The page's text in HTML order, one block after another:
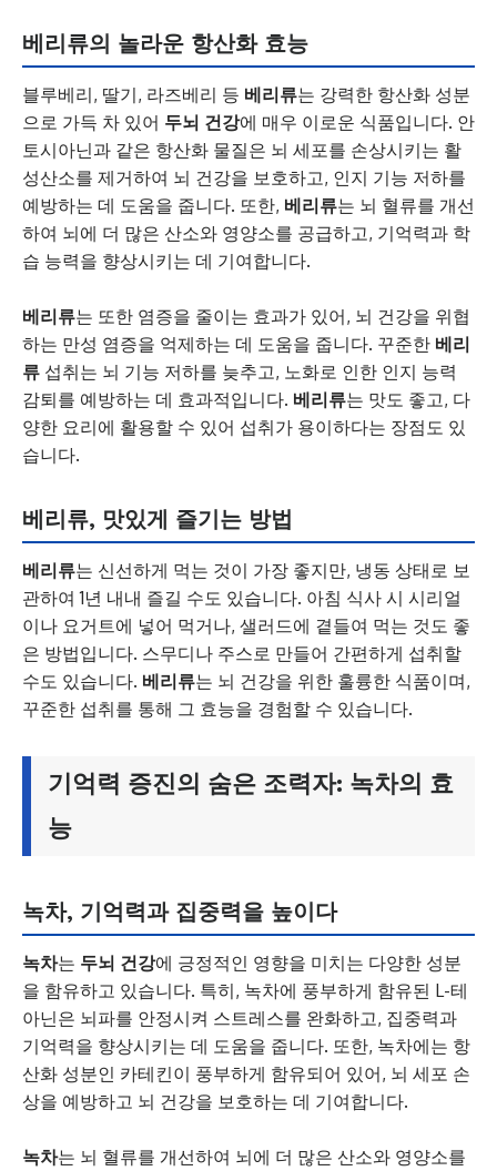
베리류의 놀라운 항산화 효능
블루베리, 딸기, 라즈베리 등 베리류는 강력한 항산화 성분
으로 가득 차 있어 두뇌 건강에 매우 이로운 식품입니다. 안
토시아닌과 같은 항산화 물질은 뇌 세포를 손상시키는 활
성산소를 제거하여 뇌 건강을 보호하고, 인지 기능 저하를
예방하는 데 도움을 줍니다. 또한, 베리류는 뇌 혈류를 개선
하여 뇌에 더 많은 산소와 영양소를 공급하고, 기억력과 학
습 능력을 향상시키는 데 기여합니다.
베리류는 또한 염증을 줄이는 효과가 있어, 뇌 건강을 위협
하는 만성 염증을 억제하는 데 도움을 줍니다. 꾸준한 베리
류 섭취는 뇌 기능 저하를 늦추고, 노화로 인한 인지 능력
감퇴를 예방하는 데 효과적입니다. 베리류는 맛도 좋고, 다
양한 요리에 활용할 수 있어 섭취가 용이하다는 장점도 있
습니다.
베리류, 맛있게 즐기는 방법
베리류는 신선하게 먹는 것이 가장 좋지만, 냉동 상태로 보
관하여 1년 내내 즐길 수도 있습니다. 아침 식사 시 시리얼
이나 요거트에 넣어 먹거나, 샐러드에 곁들여 먹는 것도 좋
은 방법입니다. 스무디나 주스로 만들어 간편하게 섭취할
수도 있습니다. 베리류는 뇌 건강을 위한 훌륭한 식품이며,
꾸준한 섭취를 통해 그 효능을 경험할 수 있습니다.
기억력 증진의 숨은 조력자: 녹차의 효
능
녹차, 기억력과 집중력을 높이다
녹차는 두뇌 건강에 긍정적인 영향을 미치는 다양한 성분
을 함유하고 있습니다. 특히, 녹차에 풍부하게 함유된 L-테
아닌은 뇌파를 안정시켜 스트레스를 완화하고, 집중력과
기억력을 향상시키는 데 도움을 줍니다. 또한, 녹차에는 항
산화 성분인 카테킨이 풍부하게 함유되어 있어, 뇌 세포 손
상을 예방하고 뇌 건강을 보호하는 데 기여합니다.
녹차는 뇌 혈류를 개선하여 뇌에 더 많은 산소와 영양소를